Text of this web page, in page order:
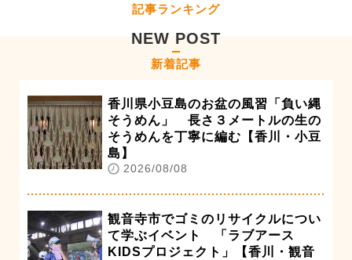
記事ランキング
NEW POST
新着記事
香川県小豆島のお盆の風習「負い縄
そうめん」 長さ３メートルの生の
そうめんを丁寧に編む【香川・小豆
島】
2026/08/08
観音寺市でゴミのリサイクルについ
て学ぶイベント 「ラブアース
KIDSプロジェクト」【香川・観音